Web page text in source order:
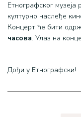
Етнографског
културно наслеђе
Концерт ће бити
часова. Улаз на
Дођи у Етнографски!